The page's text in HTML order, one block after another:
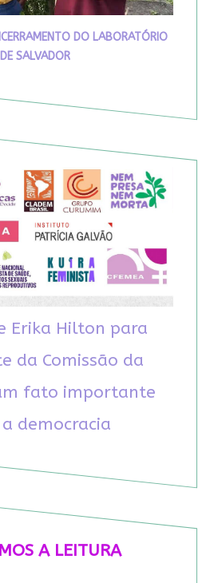
DO LABORATÓRIO
DE SALVADOR
Erika Hilton para
da Comissão da
fato importante
democracia
A LEITURA